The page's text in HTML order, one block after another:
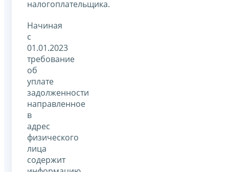
налогоплательщика.
Начиная
с
01.01.2023
требование
об
уплате
задолженности
направленное
в
адрес
физического
лица
содержит